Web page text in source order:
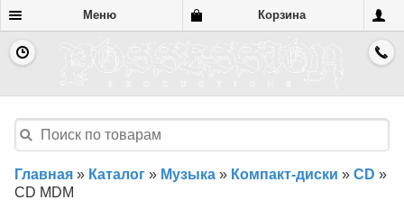
Меню Корзина
Главная » Каталог » Музыка » Компакт-диски » CD »
CD MDM